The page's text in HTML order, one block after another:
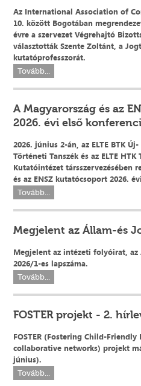
Az International Association of
10. között Bogotában
évre a szervezet Végrehajtó
választották Szente Zoltánt, a
kutatóprofesszorát.
Tovább...
A Magyarország és az
2026. évi első
2026. június 2-án, az ELTE BTK
Történeti Tanszék és az ELTE
Kutatóintézet társszervezésében
és az ENSZ kutatócsoport 2026.
Tovább...
Megjelent az Állam-és
Megjelent az intézeti folyóirat,
2026/1-es lapszáma.
Tovább...
FOSTER projekt - 2.
FOSTER (Fostering Child-
collaborative networks) projekt
június).
Tovább...